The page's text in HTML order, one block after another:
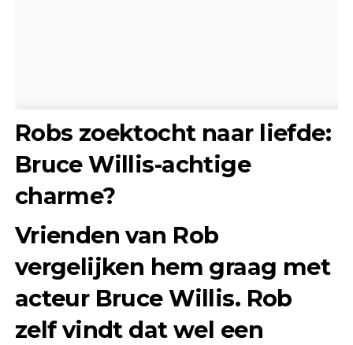
Robs zoektocht naar liefde:
Bruce Willis-achtige
charme?
Vrienden van Rob
vergelijken hem graag met
acteur Bruce Willis. Rob
zelf vindt dat wel een